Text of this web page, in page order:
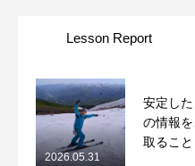
Lesson Report
安定し
の情報
取ること
2026.05.31